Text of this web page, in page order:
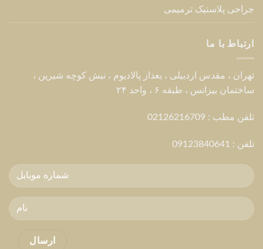
جراحی پلاستیک ترمیمی
ارتباط با ما
تهران ، مقدس اردبیلی ، بعداز پالادیوم ، نبش کوچه شیرین ،
ساختمان بیزانس ، طبقه ۶ ، واحد ۲۴
تلفن مطب : 02126216709
تلفن : 09123840641